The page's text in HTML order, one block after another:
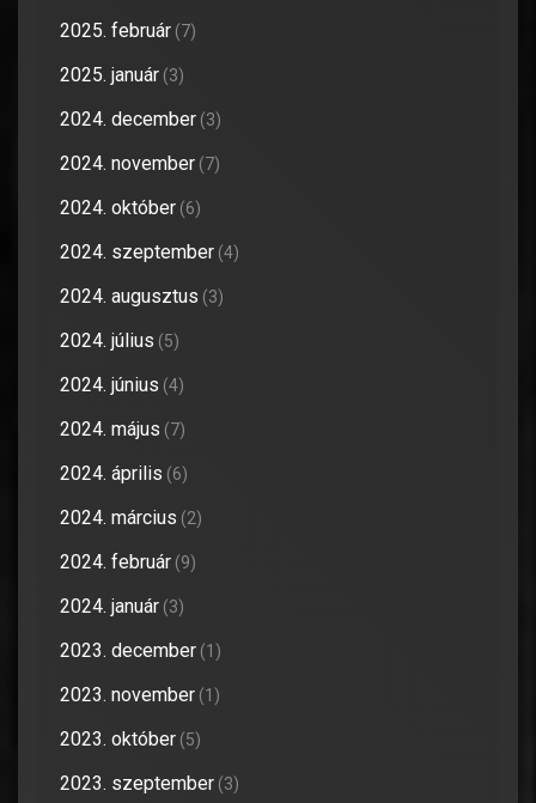
2025. február (7)
2025. január (3)
2024. december (3)
2024. november (7)
2024. október (6)
2024. szeptember (4)
2024. augusztus (3)
2024. július (5)
2024. június (4)
2024. május (7)
2024. április (6)
2024. március (2)
2024. február (9)
2024. január (3)
2023. december (1)
2023. november (1)
2023. október (5)
2023. szeptember (3)